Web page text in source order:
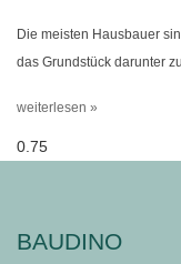
Die meisten Hausbauer
das Grundstück darunter
weiterlesen »
BAUDINO